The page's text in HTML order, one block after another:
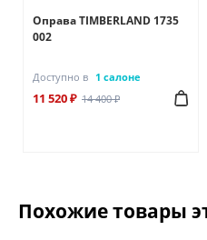
Оправа TIMBERLAND 1735
002
Доступно в 1 салоне
11 520 ₽ 14 400 ₽
Похожие товары